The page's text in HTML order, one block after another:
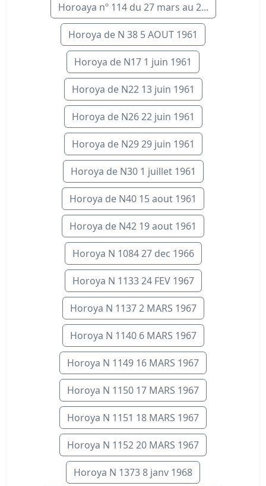
Horoaya nº 114 du 27 mars au 2...
Horoya de N 38 5 AOUT 1961
Horoya de N17 1 juin 1961
Horoya de N22 13 juin 1961
Horoya de N26 22 juin 1961
Horoya de N29 29 juin 1961
Horoya de N30 1 juillet 1961
Horoya de N40 15 aout 1961
Horoya de N42 19 aout 1961
Horoya N 1084 27 dec 1966
Horoya N 1133 24 FEV 1967
Horoya N 1137 2 MARS 1967
Horoya N 1140 6 MARS 1967
Horoya N 1149 16 MARS 1967
Horoya N 1150 17 MARS 1967
Horoya N 1151 18 MARS 1967
Horoya N 1152 20 MARS 1967
Horoya N 1373 8 janv 1968